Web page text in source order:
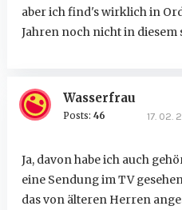
aber ich find's wirklich in
Jahren noch nicht in diesem
Wasserfrau
Posts: 46 17. 02.
Ja, davon habe ich auch
eine Sendung im TV
das von älteren Herren